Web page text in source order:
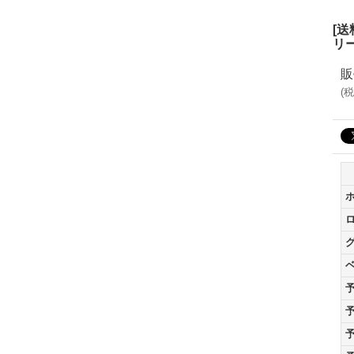
[送
リ
(